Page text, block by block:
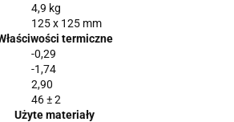
4,9 kg
125 x 125 mm
termiczne
-0,29
-1,74
2,90
46 ± 2
Użyte materiały